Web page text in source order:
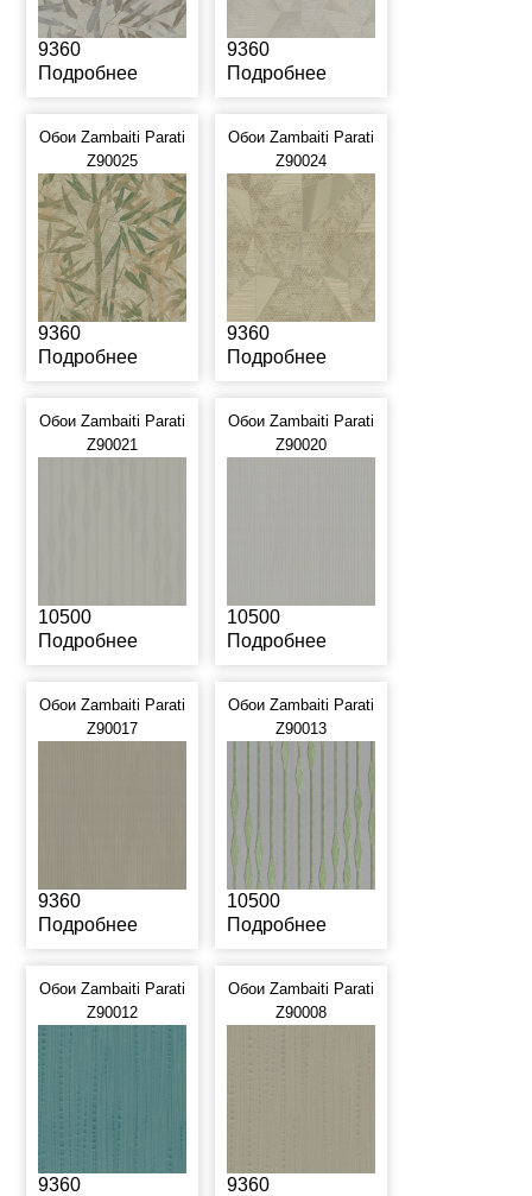
9360
Подробнее
9360
Подробнее
Обои Zambaiti Parati
Z90025
9360
Подробнее
Обои Zambaiti Parati
Z90024
9360
Подробнее
Обои Zambaiti Parati
Z90021
10500
Подробнее
Обои Zambaiti Parati
Z90020
10500
Подробнее
Обои Zambaiti Parati
Z90017
9360
Подробнее
Обои Zambaiti Parati
Z90013
10500
Подробнее
Обои Zambaiti Parati
Z90012
9360
Обои Zambaiti Parati
Z90008
9360